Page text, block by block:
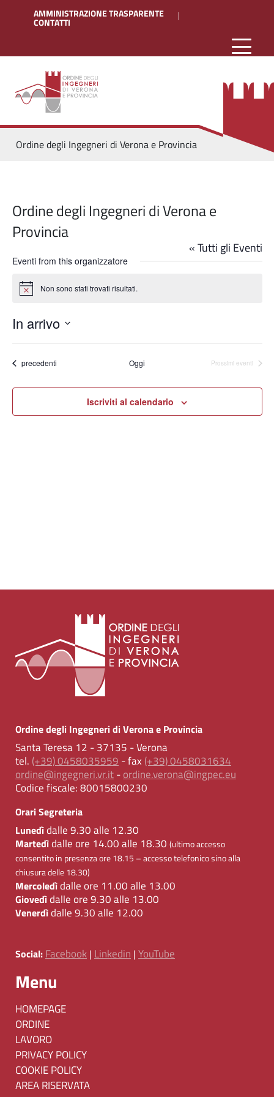
AMMINISTRAZIONE TRASPARENTE
CONTATTI
Ordine degli Ingegneri di Verona e Provincia
Ordine degli Ingegneri di Verona e
Provincia
« Tutti gli Eventi
Eventi from this organizzatore
Notice Non sono stati trovati risultati.
In arrivo
data.
Eventi
precedenti Oggi Prossimi eventi
Iscriviti al calendario
Ordine degli Ingegneri di Verona e Provincia
Santa Teresa 12 - 37135 - Verona
tel. (+39) 0458035959 - fax (+39) 0458031634
ordine@ingegneri.vr.it-ordine.verona@ingpec.eu
Codice fiscale:80015800230
Orari Segreteria
Lunedìdalle 9.30 alle 12.30
Martedìdalle ore 14.00 alle 18.30 (ultimo accesso
consentito in presenza ore 18.15 – accesso telefonico sino alla
chiusura delle 18.30)
Mercoledìdalle ore 11.00 alle 13.00
Giovedìdalle ore 9.30 alle 13.00
Venerdìdalle 9.30 alle 12.00
Social: Facebook | Linkedin | YouTube
Menu
HOMEPAGE
ORDINE
LAVORO
PRIVACY POLICY
COOKIE POLICY
AREA RISERVATA